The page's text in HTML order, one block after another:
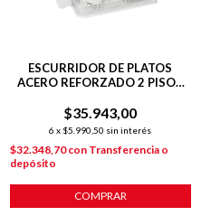
ESCURRIDOR DE PLATOS
ACERO REFORZADO 2 PISOS
$35.943,00
6 x $5.990,50 sin interés
$32.348,70con Transferencia o
depósito
COMPRAR